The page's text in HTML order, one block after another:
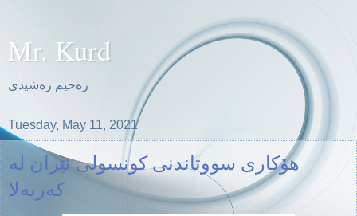
Mr. Kurd
ره‌حیم ره‌شیدی
Tuesday, May 11, 2021
هۆكاری سووتاندنی كونسولی ئێران له‌
كه‌ربه‌لا